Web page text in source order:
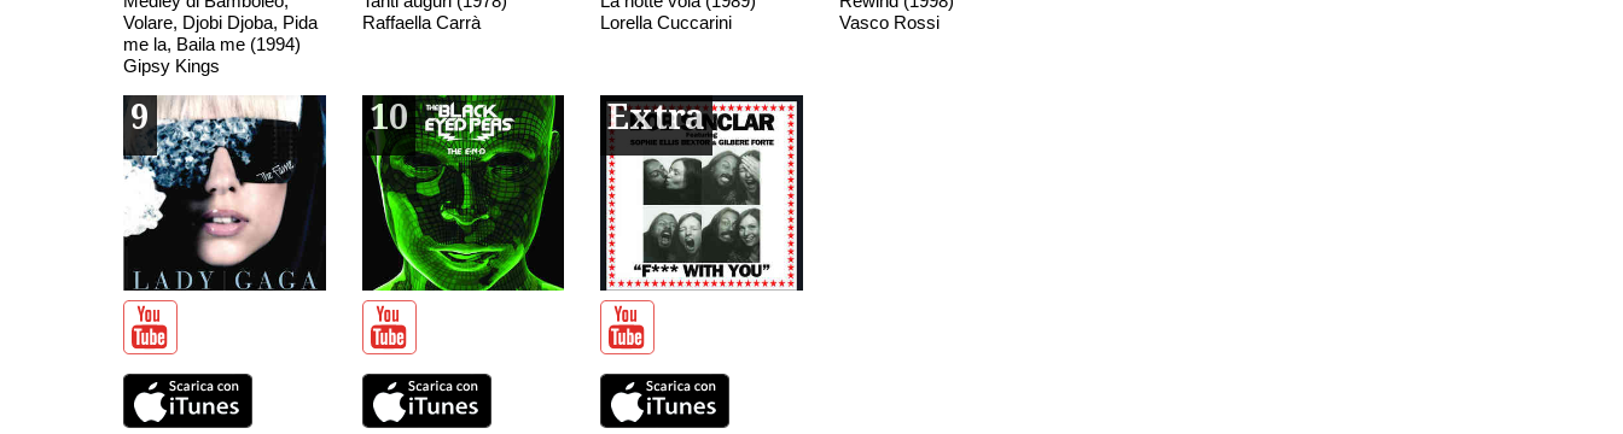
Volare, Djobi Djoba, Pida
me la, Baila me (1994)
Gipsy Kings
Raffaella Carrà
Lorella Cuccarini
Vasco Rossi
9 10 Extra